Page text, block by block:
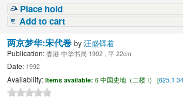
Place hold
Add to cart
两京梦华:宋代卷by汪盛铎着
Publication: 香港 中华书局 1992 , 平 22cm
Date: 1992
Availability: Items available: 6 中国史地（二楼 I） [625.1